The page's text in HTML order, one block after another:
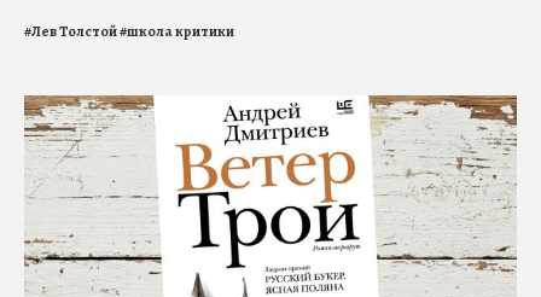
#Лев Толстой#школа критики